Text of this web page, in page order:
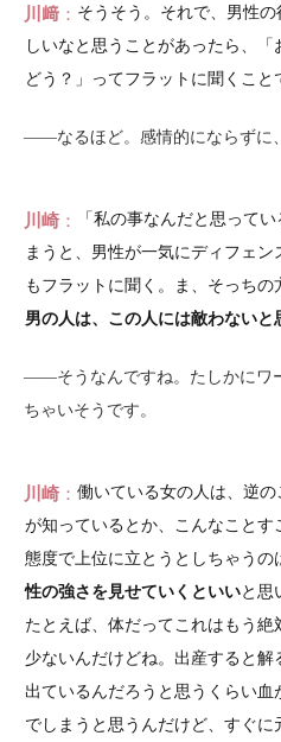
川﨑
そうそう。それで、男性
しいなと思うことがあったら、
どう？」ってフラットに聞くこと
――なるほど。感情的にならずに
川崎
「私の事なんだと思って
まうと、男性が一気にディフェ
もフラットに聞く。ま、そっちの
男の人は、この人には敵わないと
――そうなんですね。たしかにワ
ちゃいそうです。
川崎
働いている女の人は、逆
が知っているとか、こんなことす
態度で上位に立とうとしちゃうの
性の強さを見せていくといいと思
たとえば、体だってこれはもう
少ないんだけどね。出産すると
出ているんだろうと思うくらい
でしまうと思うんだけど、すぐ